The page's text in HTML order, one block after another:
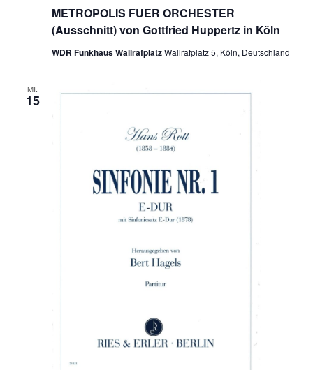
METROPOLIS FUER ORCHESTER
(Ausschnitt) von Gottfried Huppertz in Köln
WDR Funkhaus WallrafplatzWallrafplatz 5, Köln, Deutschland
MI.
15